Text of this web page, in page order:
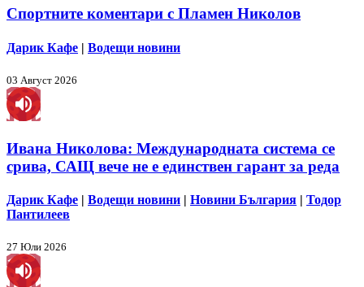
Спортните коментари с Пламен Николов
Дарик Кафе | Водещи новини
03 Август 2026
Ивана Николова: Международната система се
срива, САЩ вече не е единствен гарант за реда
Дарик Кафе | Водещи новини | Новини България | Тодор
Пантилеев
27 Юли 2026